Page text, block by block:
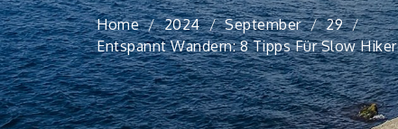
Home 2024 September
29
Entspannt Wandern: 8 Tipps Für Slow Hiker